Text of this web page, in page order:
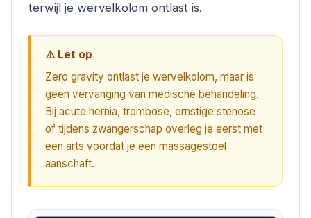
terwijl je wervelkolom ontlast is.
⚠️ Let op
Zero gravity ontlast je wervelkolom, maar is
geen vervanging van medische behandeling.
Bij acute hernia, trombose, ernstige stenose
of tijdens zwangerschap overleg je eerst met
een arts voordat je een massagestoel
aanschaft.